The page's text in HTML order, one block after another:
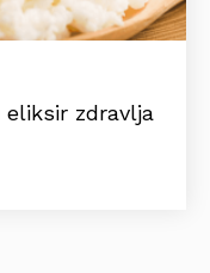
zdravlja